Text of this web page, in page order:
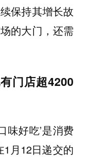
保持其增长故
的大门，还需
门店超4200
味好吃’是消费
1月12日递交的